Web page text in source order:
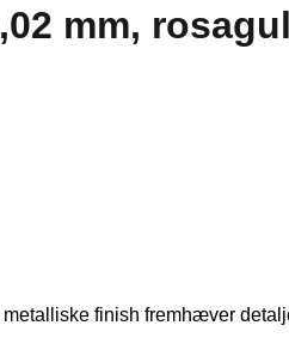
mm,
finish fremhæver